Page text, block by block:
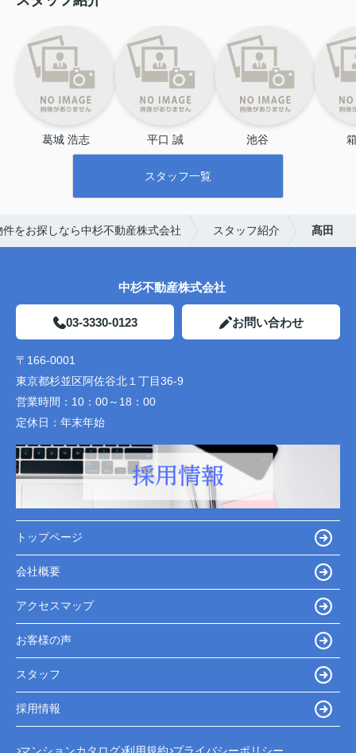
葛城 浩志 平口 誠 池谷
スタッフ一覧
をお探しなら中杉不動産株式会社 スタッフ紹介 髙田
中杉不動産株式会社
03-3330-0123 お問い合わせ
〒166-0001
東京都杉並区阿佐谷北１丁目36-9
営業時間： 10：00～18：00
定休日： 年末年始
トップページ
会社概要
アクセスマップ
お客様の声
スタッフ
採用情報
マンションカタログ 利用規約 プライバシーポリシー